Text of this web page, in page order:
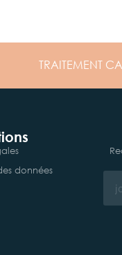
TRAITEMENT
données